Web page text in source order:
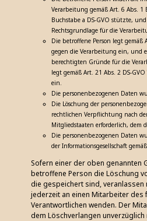
Verarbeitung gemäß Art. 6 Abs. 1
Buchstabe a DS-GVO stützte,
Rechtsgrundlage für die
Die betroffene Person legt gemäß
gegen die Verarbeitung ein, und
berechtigten Gründe für die
legt gemäß Art. 21 Abs. 2 DS-
ein.
Die personenbezogenen Daten
Die Löschung der
rechtlichen Verpflichtung nach
Mitgliedstaaten erforderlich, dem
Die personenbezogenen Daten
der Informationsgesellschaft
Sofern einer der oben genannten
betroffene Person die Löschung
die gespeichert sind, veranlassen
jederzeit an einen Mitarbeiter des
Verantwortlichen wenden. Der
dem Löschverlangen